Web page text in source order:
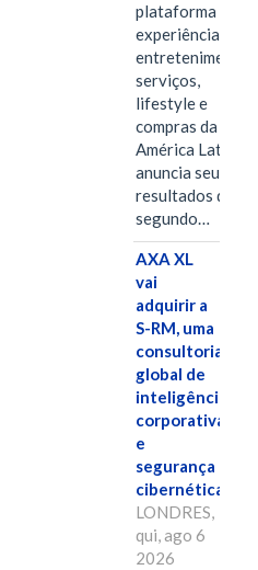
plataforma de
experiências,
entretenimento,
serviços,
lifestyle e
compras da
América Latina
anuncia seus
resultados do
segundo…
AXA XL
vai
adquirir a
S-RM, uma
consultoria
global de
inteligência
corporativa
e
segurança
cibernética
LONDRES,
qui, ago 6
2026